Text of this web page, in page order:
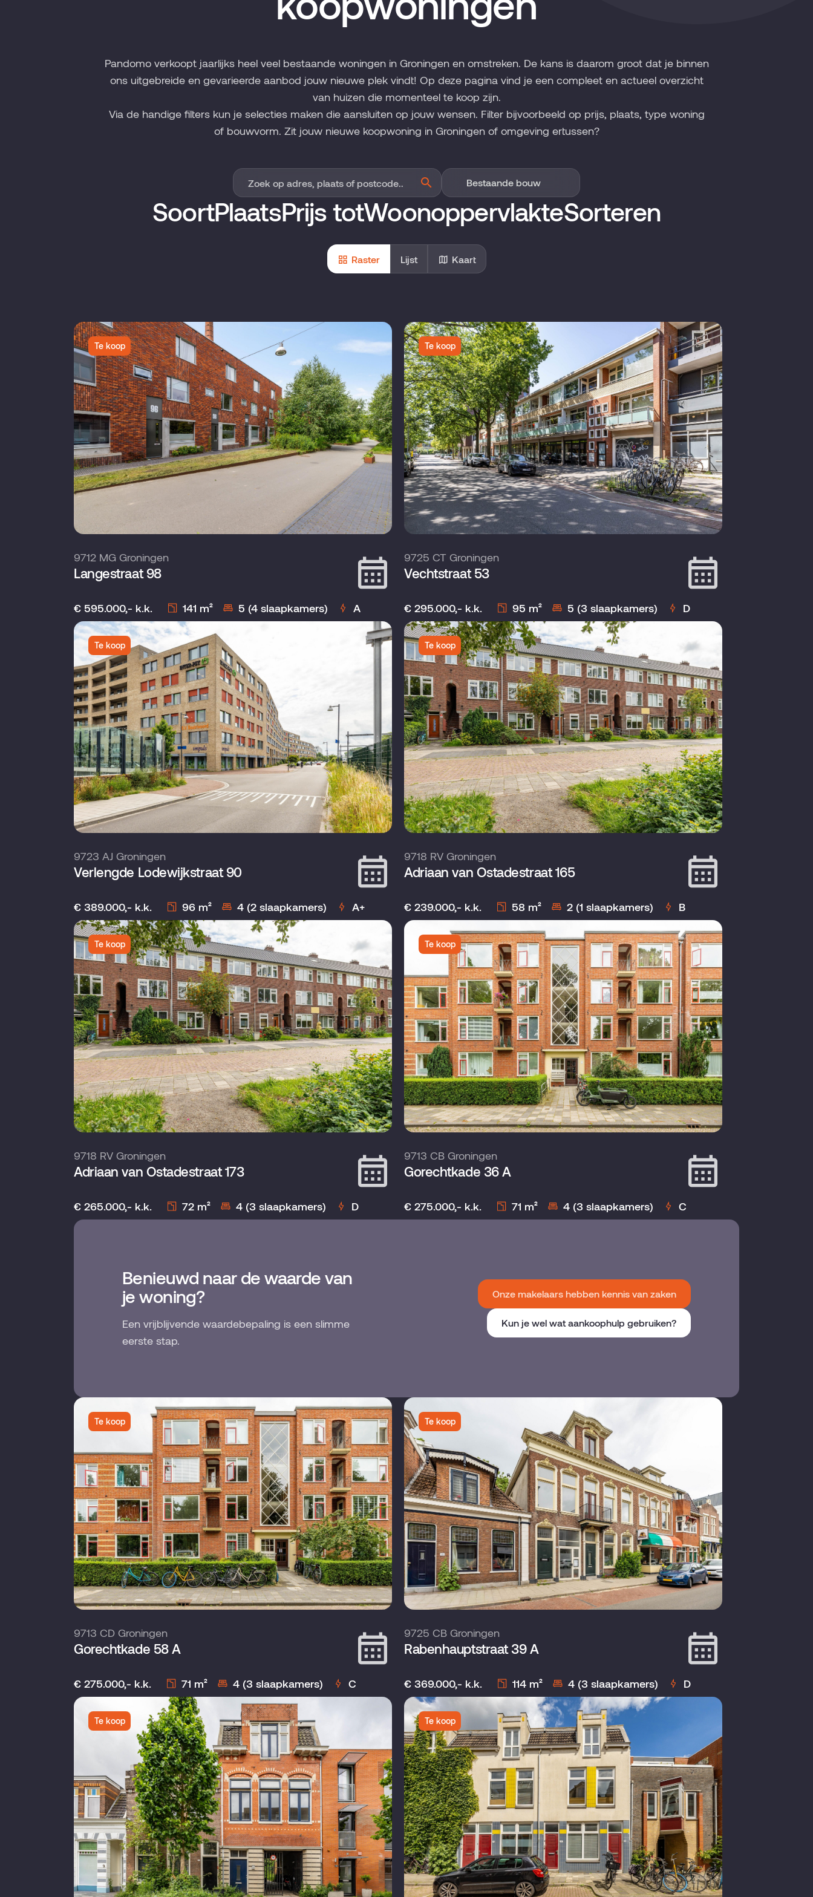
Pandomo verkoopt jaarlijks heel veel bestaande woningen in Groningen en omstreken. De kans is daarom groot dat je binnen
ons uitgebreide en gevarieerde aanbod jouw nieuwe plek vindt! Op deze pagina vind je een compleet en actueel overzicht
van huizen die momenteel te koop zijn.
Via de handige filters kun je selecties maken die aansluiten op jouw wensen. Filter bijvoorbeeld op prijs, plaats, type woning
of bouwvorm. Zit jouw nieuwe koopwoning in Groningen of omgeving ertussen?
SoortPlaatsPrijs totWoonoppervlakteSorteren
Raster Lijst Kaart
Te koop
9712 MG Groningen
Langestraat 98
€ 595.000,- k.k. 141 m² 5 (4 slaapkamers) A
Te koop
9725 CT Groningen
Vechtstraat 53
€ 295.000,- k.k. 95 m² 5 (3 slaapkamers) D
Te koop
9723 AJ Groningen
Verlengde Lodewijkstraat 90
€ 389.000,- k.k. 96 m² 4 (2 slaapkamers) A+
Te koop
9718 RV Groningen
Adriaan van Ostadestraat 165
€ 239.000,- k.k. 58 m² 2 (1 slaapkamers) B
Te koop
9718 RV Groningen
Adriaan van Ostadestraat 173
€ 265.000,- k.k. 72 m² 4 (3 slaapkamers) D
Te koop
9713 CB Groningen
Gorechtkade 36 A
€ 275.000,- k.k. 71 m² 4 (3 slaapkamers) C
Benieuwd naar de waarde van
je woning?
Een vrijblijvende waardebepaling is een slimme
eerste stap.
Onze makelaars hebben kennis van zaken
Kun je wel wat aankoophulp gebruiken?
Te koop
9713 CD Groningen
Gorechtkade 58 A
€ 275.000,- k.k. 71 m² 4 (3 slaapkamers) C
Te koop
9725 CB Groningen
Rabenhauptstraat 39 A
€ 369.000,- k.k. 114 m² 4 (3 slaapkamers) D
Te koop Te koop